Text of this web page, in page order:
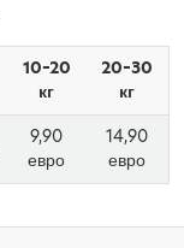
10–20
кг
20–30
кг
9,90
евро
14,90
евро